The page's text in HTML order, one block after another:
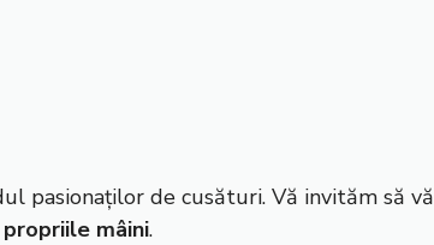
pasionaților de cusături. Vă invităm să vă
propriile mâini.